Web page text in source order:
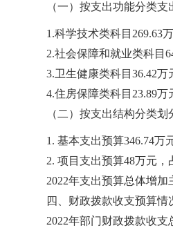
（一）按支出功能分类
1.科学技术类科目269.63
2.社会保障和就业类科目
3.卫生健康类科目36.42
4.住房保障类科目23.89
（二）按支出结构分类
1. 基本支出预算346.74万
2. 项目支出预算48万元，
2022年支出预算总体增
四、财政拨款收支预算情
2022年部门财政拨款收